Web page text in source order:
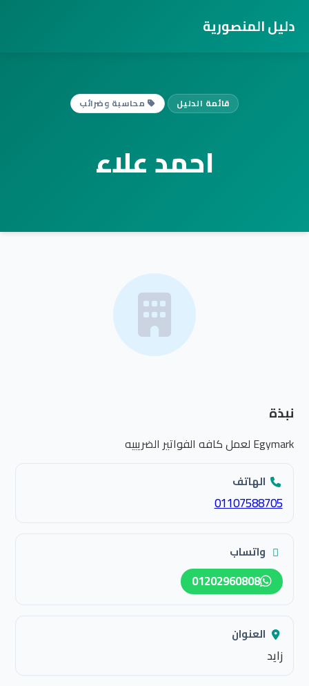
دليل المنصورية
قائمة الدليل محاسبة وضرائب
احمد علاء
نبذة
Egymark لعمل كافه الفواتير الضريبيه
الهاتف
01107588705
واتساب
01202960808
العنوان
زايد